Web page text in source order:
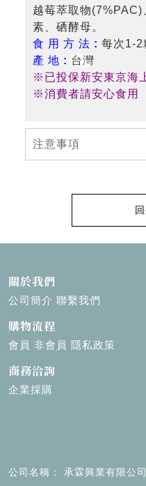
越莓萃取物(7%PAC)
素、硒酵母。
食 用 方 法 : 每次1-2
產 地 : 台灣
※已投保新安東京海
※消費者請安心食用
注意事項
關於我們
公司簡介 聯繫我們
購物流程
會員 非會員 隱私政策
商務洽詢
企業採購
公司名稱 承霖興業有限公司